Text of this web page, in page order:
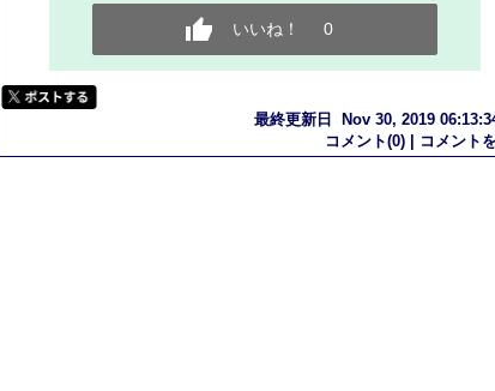
いいね！ 0
最終更新日 Nov 30, 2019
コメント(0) |
コメント